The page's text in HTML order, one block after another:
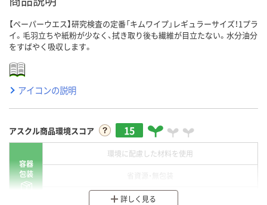
【ペーパーウエス】研究検査の定番「キムワイプ」レギュラーサイズ！1プラ
イ。毛羽立ちや紙粉が少なく、拭き取り後も繊維が目立たない。水分油分
をすばやく吸収します。
アイコンの説明
アスクル商品環境スコア 15
容器
包装
環境に配慮した材料を使用
分別・リサイクルしやすい設計
詳しく見る